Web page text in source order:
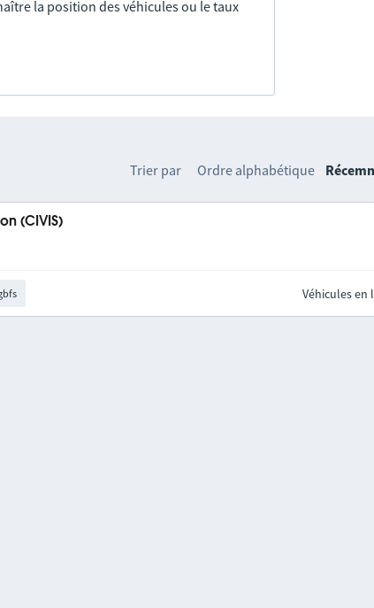
la position des véhicules ou le taux
Trier par Ordre alphabétique
(CIVIS)
Véhicules en